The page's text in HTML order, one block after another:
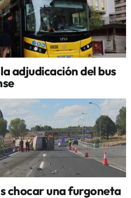
adjudicación del bus
chocar una furgoneta